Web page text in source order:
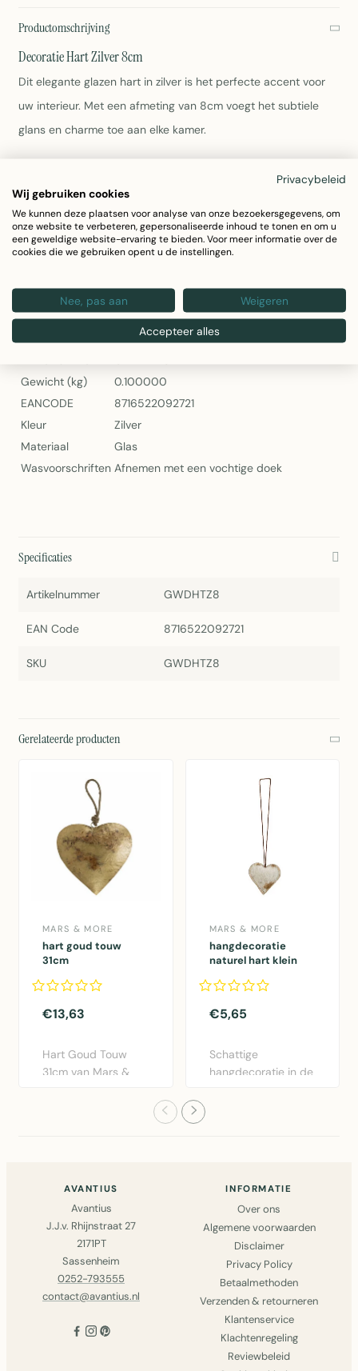
Productomschrijving
Decoratie Hart Zilver 8cm
Dit elegante glazen hart in zilver is het perfecte accent voor
uw interieur. Met een afmeting van 8cm voegt het subtiele
glans en charme toe aan elke kamer.
Afmeting: 8cm
Kleur: Zilver
Gewicht: 100 gram
Onderhoud: Afnemen met een vochtige doek
Merk: Mars & More
Decoratie Hart Zilver 8cm van Mars & More
Specificaties
Gewicht (kg)
0.100000
EANCODE
8716522092721
Kleur
Zilver
Materiaal
Glas
Wasvoorschriften Afnemen met een vochtige doek
Specificaties
Artikelnummer GWDHTZ8
EAN Code 8716522092721
SKU GWDHTZ8
Gerelateerde producten
MARS & MORE
hart goud touw
31cm
€13,63
Hart Goud Touw
31cm van Mars &
MARS & MORE
hangdecoratie
naturel hart klein
€5,65
Schattige
hangdecoratie in de
AVANTIUS
Avantius
J.J.v. Rhijnstraat 27
2171PT
Sassenheim
0252-793555
contact@avantius.nl
INFORMATIE
Over ons
Algemene voorwaarden
Disclaimer
Privacy Policy
Betaalmethoden
Verzenden & retourneren
Klantenservice
Klachtenregeling
Reviewbeleid
Privacybeleid
Wij gebruiken cookies
We kunnen deze plaatsen voor analyse van onze bezoekersgegevens, om
onze website te verbeteren, gepersonaliseerde inhoud te tonen en om u
een geweldige website-ervaring te bieden. Voor meer informatie over de
cookies die we gebruiken opent u de instellingen.
Nee, pas aan Weigeren
Accepteer alles